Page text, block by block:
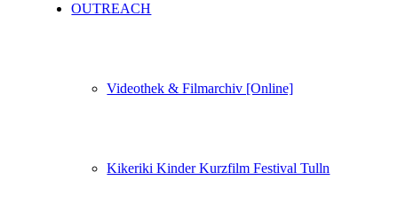
OUTREACH
Videothek & Filmarchiv [Online]
Kikeriki Kinder Kurzfilm Festival Tulln